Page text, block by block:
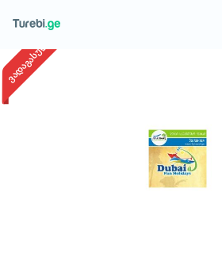
მოითხოვე ტური
ვადაგასული